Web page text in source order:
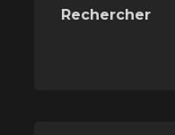
Rechercher